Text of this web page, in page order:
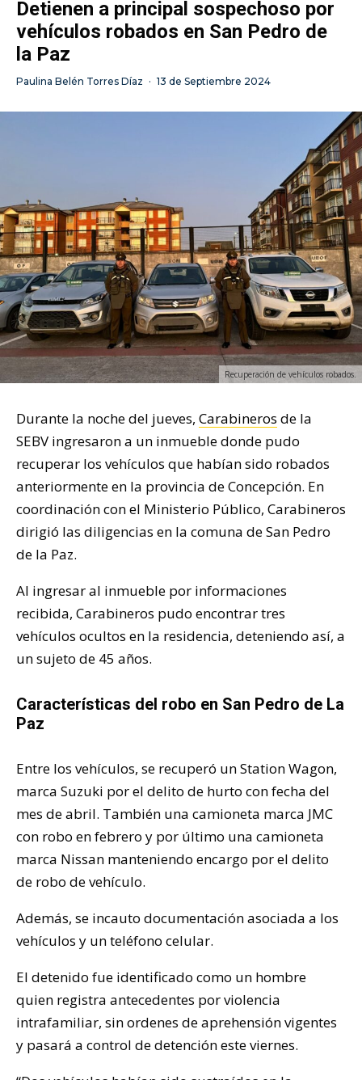
Detienen a principal sospechoso por
vehículos robados en San Pedro de
la Paz
Paulina Belén Torres Díaz · 13 de Septiembre 2024
Recuperación de vehículos robados.
Durante la noche del jueves, Carabineros de la
SEBV ingresaron a un inmueble donde pudo
recuperar los vehículos que habían sido robados
anteriormente en la provincia de Concepción. En
coordinación con el Ministerio Público, Carabineros
dirigió las diligencias en la comuna de San Pedro
de la Paz.
Al ingresar al inmueble por informaciones
recibida, Carabineros pudo encontrar tres
vehículos ocultos en la residencia, deteniendo así, a
un sujeto de 45 años.
Características del robo en San Pedro de La
Paz
Entre los vehículos, se recuperó un Station Wagon,
marca Suzuki por el delito de hurto con fecha del
mes de abril. También una camioneta marca JMC
con robo en febrero y por último una camioneta
marca Nissan manteniendo encargo por el delito
de robo de vehículo.
Además, se incauto documentación asociada a los
vehículos y un teléfono celular.
El detenido fue identificado como un hombre
quien registra antecedentes por violencia
intrafamiliar, sin ordenes de aprehensión vigentes
y pasará a control de detención este viernes.